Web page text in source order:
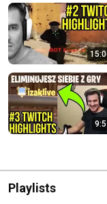
Playlists